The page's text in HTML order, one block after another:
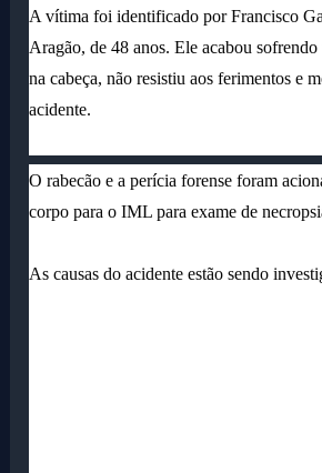
A vítima foi identificado por Francisco
Aragão, de 48 anos. Ele acabou
na cabeça, não resistiu aos ferimentos e
acidente.
O rabecão e a perícia forense foram
corpo para o IML para exame de
As causas do acidente estão sendo